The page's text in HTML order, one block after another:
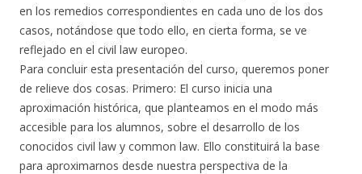
en los remedios correspondientes en cada uno de los dos
casos, notándose que todo ello, en cierta forma, se ve
reflejado en el civil law europeo.
Para concluir esta presentación del curso, queremos poner
de relieve dos cosas. Primero: El curso inicia una
aproximación histórica, que planteamos en el modo más
accesible para los alumnos, sobre el desarrollo de los
conocidos civil law y common law. Ello constituirá la base
para aproximarnos desde nuestra perspectiva de la